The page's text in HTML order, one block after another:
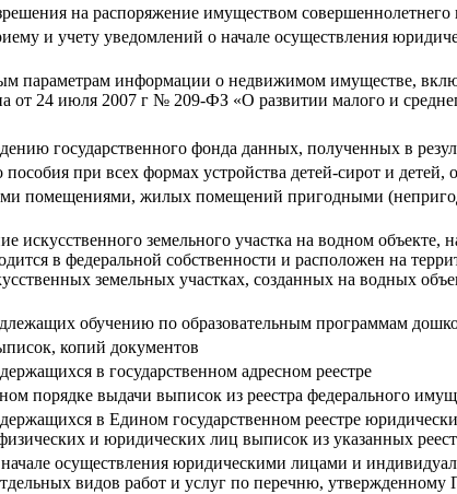
на распоряжение имуществом
и учету уведомлений о начале осуществления
параметрам информации о недвижимом имуществе,
от 24 июля 2007 г № 209-ФЗ «О развитии малого и
государственного фонда данных, полученных в
при всех формах устройства детей-сирот и
помещениями, жилых помещений пригодными
искусственного земельного участка на водном объекте,
в федеральной собственности и расположен на
земельных участках, созданных на водных
обучению по образовательным программам
копий документов
в государственном адресном реестре
порядке выдачи выписок из реестра федерального
в Едином государственном реестре
и юридических лиц выписок из указанных
осуществления юридическими лицами и
видов работ и услуг по перечню,